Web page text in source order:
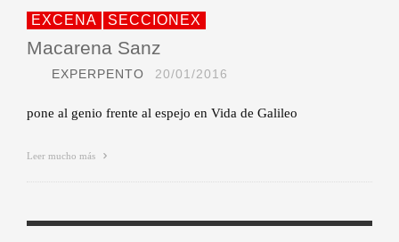
EXCENA SECCIONEX
Macarena Sanz
EXPERPENTO 20/01/2016
pone al genio frente al espejo en Vida de Galileo
Leer mucho más